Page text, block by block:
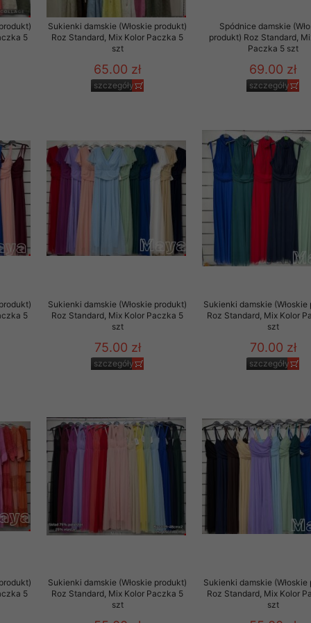
5
Sukienki damskie (Włoskie produkt)
Roz Standard, Mix Kolor Paczka 5
szt
65.00 zł
szczegóły
Spódnice damskie
produkt) Roz Standard,
Paczka 5 szt
69.00 zł
szczegóły
5
Sukienki damskie (Włoskie produkt)
Roz Standard, Mix Kolor Paczka 5
szt
75.00 zł
szczegóły
Sukienki damskie (Włoskie
Roz Standard, Mix Kolor
szt
70.00 zł
szczegóły
5
Sukienki damskie (Włoskie produkt)
Roz Standard, Mix Kolor Paczka 5
szt
Sukienki damskie (Włoskie
Roz Standard, Mix Kolor
szt